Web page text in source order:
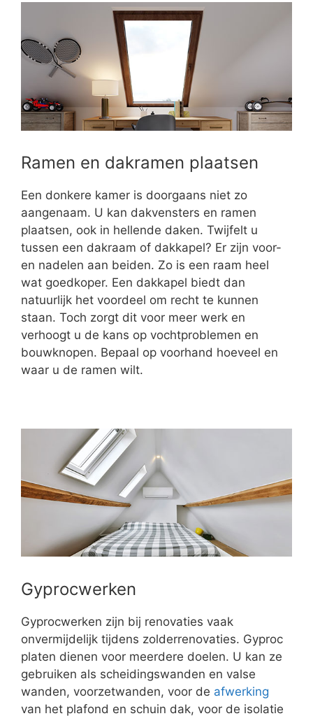
Ramen en dakramen plaatsen
Een donkere kamer is doorgaans niet zo
aangenaam. U kan dakvensters en ramen
plaatsen, ook in hellende daken. Twijfelt u
tussen een dakraam of dakkapel? Er zijn voor-
en nadelen aan beiden. Zo is een raam heel
wat goedkoper. Een dakkapel biedt dan
natuurlijk het voordeel om recht te kunnen
staan. Toch zorgt dit voor meer werk en
verhoogt u de kans op vochtproblemen en
bouwknopen. Bepaal op voorhand hoeveel en
waar u de ramen wilt.
Gyprocwerken
Gyprocwerken zijn bij renovaties vaak
onvermijdelijk tijdens zolderrenovaties. Gyproc
platen dienen voor meerdere doelen. U kan ze
gebruiken als scheidingswanden en valse
wanden, voorzetwanden, voor de afwerking
van het plafond en schuin dak, voor de isolatie